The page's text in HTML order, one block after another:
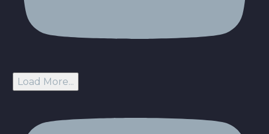
Load More...